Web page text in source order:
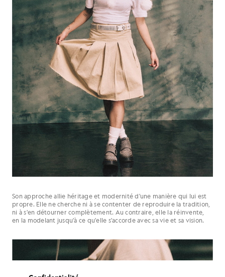
Son approche allie héritage et modernité d'une manière qui lui est
propre. Elle ne cherche ni à se contenter de reproduire la tradition,
ni à s'en détourner complètement. Au contraire, elle la réinvente,
en la modelant jusqu'à ce qu'elle s'accorde avec sa vie et sa vision.